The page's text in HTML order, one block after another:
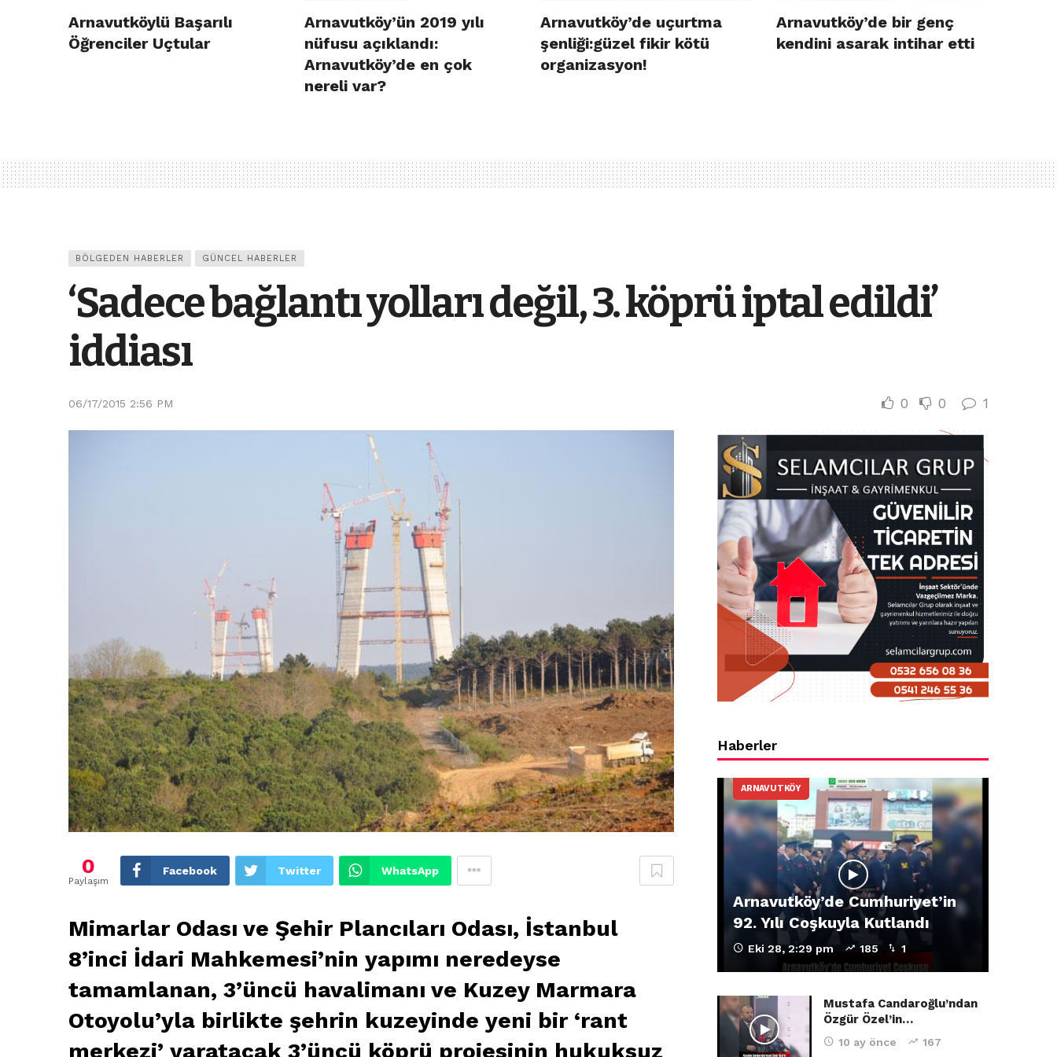
Arnavutköylü Başarılı
Öğrenciler Uçtular
Arnavutköy’ün 2019 yılı
nüfusu açıklandı:
Arnavutköy’de en çok
nereli var?
Arnavutköy’de uçurtma
şenliği:güzel fikir kötü
organizasyon!
Arnavutköy’de bir genç
kendini asarak intihar etti
BÖLGEDEN HABERLER GÜNCEL HABERLER
‘Sadece bağlantı yolları değil, 3. köprü iptal edildi’
iddiası
06/17/2015 2:56 PM 0 0 1
0
Paylaşım
Facebook Twitter WhatsApp
Mimarlar Odası ve Şehir Plancıları Odası, İstanbul
8’inci İdari Mahkemesi’nin yapımı neredeyse
tamamlanan, 3’üncü havalimanı ve Kuzey Marmara
Otoyolu’yla birlikte şehrin kuzeyinde yeni bir ‘rant
merkezi’ yaratacak 3’üncü köprü projesinin hukuksuz
Haberler
ARNAVUTKÖY
Arnavutköy’de Cumhuriyet’in
92. Yılı Coşkuyla Kutlandı
Eki 28, 2:29 pm 185 1
Mustafa Candaroğlu’ndan
Özgür Özel’in…
10 ay önce 167